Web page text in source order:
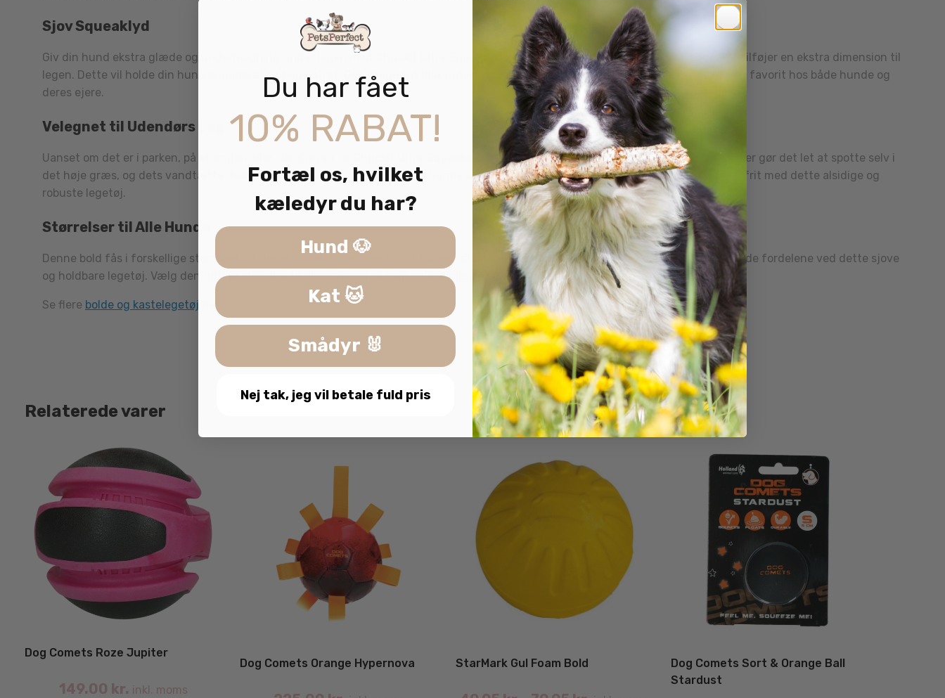
Sjov Squeaklyd
Giv din hund ekstra glæde og underholdning under legen med Chuckit Ultra Squeaker’s sjove squeaklyd. Den indbyggede squeaker tilføjer en ekstra dimension til
legen. Dette vil holde din hund engageret og begejstret. Den livlige lyd tilskynder til leg og interaktion, hvilket gør dette legetøj til en favorit hos både hunde og
deres ejere.
Velegnet til Udendørs Leg
Uanset om det er i parken, på stranden eller i baghaven, er Chuckit Ultra Squeaker det ideelle legetøj til udendørs leg. Dets gode farver gør det let at spotte selv i
det høje græs, og dets vandtætte design gør det perfekt til vandlege på varme sommerdage. Lad din hund udforske og bevæge sig frit med dette alsidige og
robuste legetøj.
Størrelser til Alle Hunde
Denne bold fås i forskellige størrelser, så der er noget for enhver hund, uanset størrelse eller race. Fra små til store hunde kan alle nyde fordelene ved dette sjove
og holdbare legetøj. Vælg den rigtige størrelse til din hund og se dem opleve glæden ved legen med Chuckit Ultra Squeaker.
Se flere bolde og kastelegetøj her.
Relaterede varer
Dog Comets Roze Jupiter
149.00 kr. inkl. moms
Dog Comets Orange Hypernova StarMark Gul Foam Bold
Dog Comets Sort & Orange Ball
Stardust
Du har fået
10% RABAT!
Fortæl os, hvilket
kæledyr du har?
Hund 🐶
Kat 🐱
Smådyr 🐰
Nej tak, jeg vil betale fuld pris